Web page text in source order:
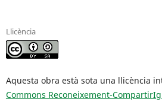
Llicència
Aquesta obra està sota una llicència
Commons Reconeixement-